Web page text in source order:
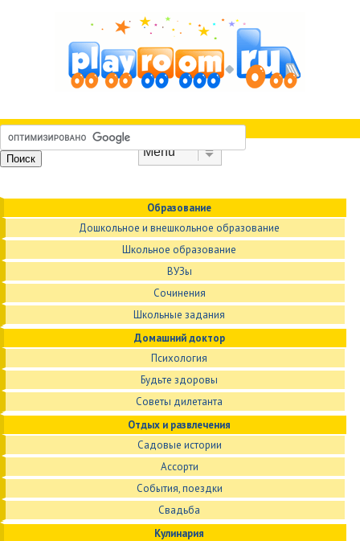
Образование
Дошкольное и внешкольное образование
Школьное образование
ВУЗы
Сочинения
Школьные задания
Домашний доктор
Психология
Будьте здоровы
Советы дилетанта
Отдых и развлечения
Садовые истории
Ассорти
События, поездки
Свадьба
Кулинария